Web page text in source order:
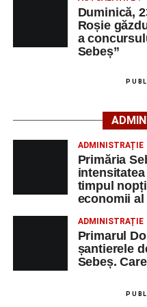
susținerea familiei și
și perseverența pot
spre Campionatul
fondatorul companiei
Davel, Ursu, St. Radu,
Cosma, Șerb, C.L.
absentat motivat.
fost prezentă și o mică
Duminică,
Roșie
a
Sebeș”
ADMINISTRAȚIE
Primăria
timpul
economii
ADMINISTRAȚIE
Primarul
șantierele
Sebeș.